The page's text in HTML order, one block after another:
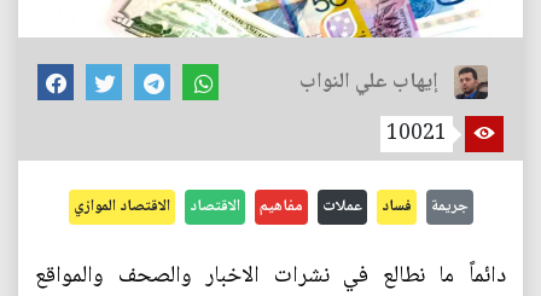
إيهاب علي النواب
10021
جريمة فساد عملات مفاهيم الاقتصاد الاقتصاد الموازي
دائماً ما نطالع في نشرات الاخبار والصحف والمواقع